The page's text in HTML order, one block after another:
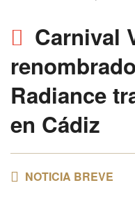
Carnival
Radiance
en Cádiz
NOTICIA BREVE